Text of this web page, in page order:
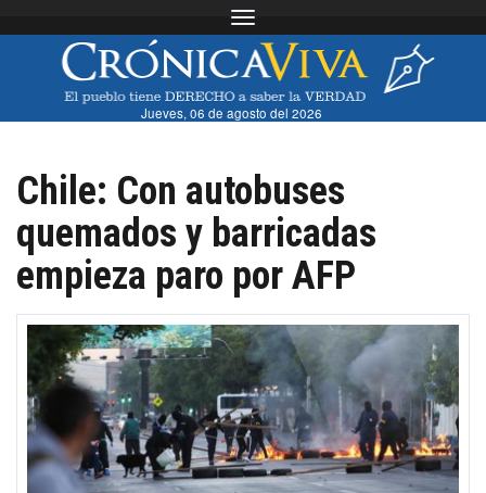
Toggle navigation
Jueves, 06 de agosto del 2026
Chile: Con autobuses
quemados y barricadas
empieza paro por AFP